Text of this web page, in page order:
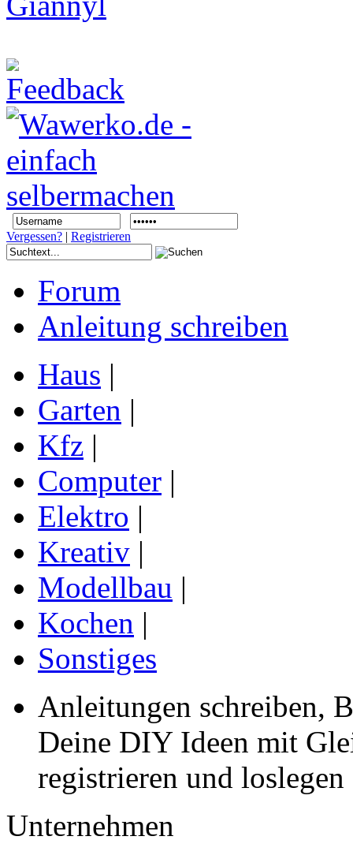
Vergessen? | Registrieren
Forum
Anleitung schreiben
Haus |
Garten |
Kfz |
Computer |
Elektro |
Kreativ |
Modellbau |
Kochen |
Sonstiges
Anleitungen schreiben,
Deine DIY Ideen mit
registrieren und loslegen
Unternehmen